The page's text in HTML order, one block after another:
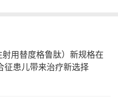
用替度格鲁肽）新规格在
征患儿带来治疗新选择